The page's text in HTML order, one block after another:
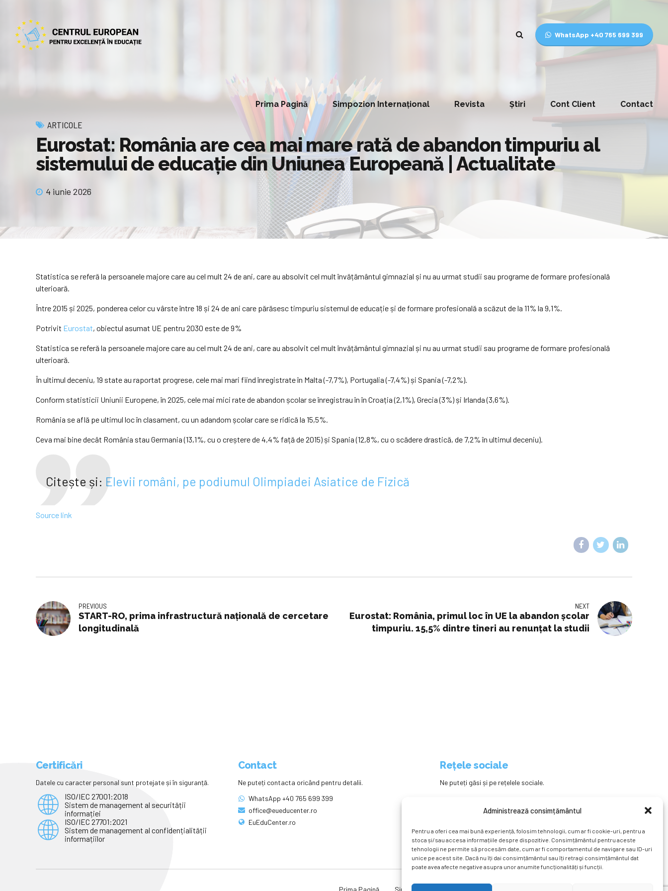
Administrează consimțământul
Pentru a oferi cea mai bună experiență, folosim tehnologii, cum ar fi cookie-uri, pentru a
stoca și/sau accesa informațiile despre dispozitive. Consimțământul pentru aceste
tehnologii ne permite să procesăm date, cum ar fi comportamentul de navigare sau ID-uri
unice pe acest site. Dacă nu îți dai consimțământul sau îți retragi consimțământul dat
poate avea afecte negative asupra unor anumite funcționalități și funcții.
WhatsApp +40 765 699 399
Prima Pagină Simpozion Internațional Revista Știri Cont Client Contact
ARTICOLE
Eurostat: România are cea mai mare rată de abandon timpuriu al
sistemului de educație din Uniunea Europeană | Actualitate
4 iunie 2026
Statistica se referă la persoanele majore care au cel mult 24 de ani, care au absolvit cel mult învățământul gimnazial și nu au urmat studii sau programe de formare profesională
ulterioară.
Între 2015 și 2025, ponderea celor cu vârste între 18 și 24 de ani care părăsesc timpuriu sistemul de educație și de formare profesională a scăzut de la 11% la 9,1%.
Potrivit Eurostat, obiectul asumat UE pentru 2030 este de 9%
Statistica se referă la persoanele majore care au cel mult 24 de ani, care au absolvit cel mult învățământul gimnazial și nu au urmat studii sau programe de formare profesională
ulterioară.
În ultimul deceniu, 19 state au raportat progrese, cele mai mari fiind înregistrate în Malta (-7,7%), Portugalia (-7,4%) și Spania (-7,2%).
Conform statisticii Uniunii Europene, în 2025, cele mai mici rate de abandon școlar se înregistrau în în Croația (2,1%), Grecia (3%) și Irlanda (3,6%).
România se află pe ultimul loc în clasament, cu un adandom școlar care se ridică la 15,5%.
Ceva mai bine decât România stau Germania (13,1%, cu o creștere de 4,4% față de 2015) și Spania (12,8%, cu o scădere drastică, de 7,2% în ultimul deceniu).
Citește și: Elevii români, pe podiumul Olimpiadei Asiatice de Fizică
Source link
PREVIOUS
START-RO, prima infrastructură națională de cercetare
longitudinală
NEXT
Eurostat: România, primul loc în UE la abandon școlar
timpuriu. 15,5% dintre tineri au renunţat la studii
Certificări
Datele cu caracter personal sunt protejate și în siguranță.
ISO/IEC 27001:2018
Sistem de management al securității
informației
ISO/IEC 27701:2021
Sistem de management al confidențialității
informațiilor
Contact
Ne puteți contacta oricând pentru detalii.
WhatsApp +40 765 699 399
office@eueducenter.ro
EuEduCenter.ro
Rețele sociale
Ne puteți găsi și pe rețelele sociale.